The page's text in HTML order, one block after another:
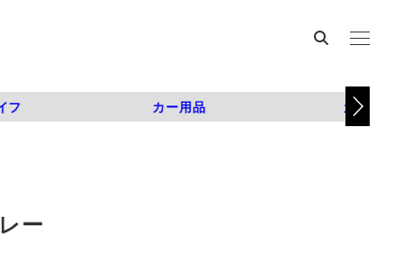
フ カー用品 カスタム
ー